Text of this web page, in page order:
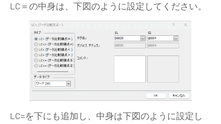
LC＝の中身は、下図のように設定してください。
LC=を下にも追加し、中身は下図のように設定し